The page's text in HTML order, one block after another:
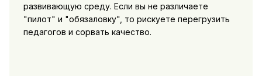
развивающую среду. Если вы не различаете
"пилот" и "обязаловку", то рискуете перегрузить
педагогов и сорвать качество.